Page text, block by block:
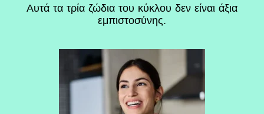
Αυτά τα τρία ζώδια του κύκλου δεν είναι άξια
εμπιστοσύνης.